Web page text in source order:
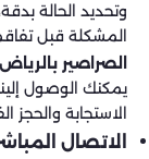
وتحديد الحالة
المشكلة قبل
الصراصير بالرياض:
يمكنك الوصول
الاستجابة والحجز
الاتصال المباشر